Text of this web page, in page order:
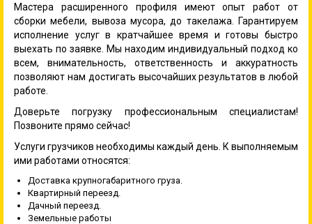
Мастера расширенного профиля имеют опыт работ от
сборки мебели, вывоза мусора, до такелажа. Гарантируем
исполнение услуг в кратчайшее время и готовы быстро
выехать по заявке. Мы находим индивидуальный подход ко
всем, внимательность, ответственность и аккуратность
позволяют нам достигать высочайших результатов в любой
работе.
Доверьте погрузку профессиональным специалистам!
Позвоните прямо сейчас!
Услуги грузчиков необходимы каждый день. К выполняемым
ими работами относятся:
Доставка крупногабаритного груза.
Квартирный переезд.
Дачный переезд.
Земельные работы